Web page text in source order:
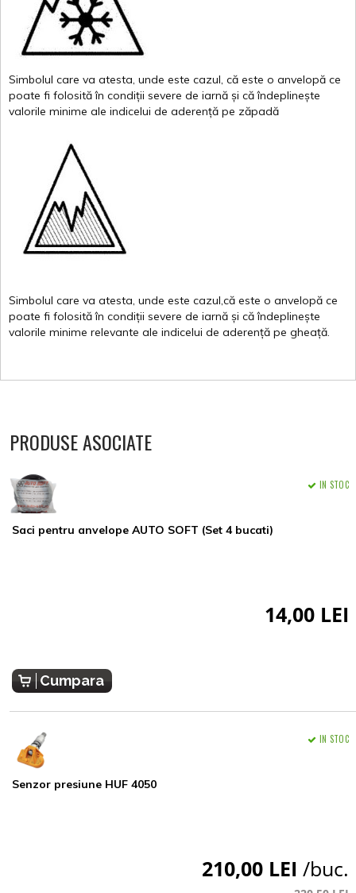
Simbolul care va atesta, unde este cazul, că este o anvelopă ce
poate fi folosită în condiții severe de iarnă și că îndeplinește
valorile minime ale indicelui de aderență pe zăpadă
Simbolul care va atesta, unde este cazul,că este o anvelopă ce
poate fi folosită în condiții severe de iarnă și că îndeplinește
valorile minime relevante ale indicelui de aderență pe gheață.
PRODUSE ASOCIATE
Saci pentru anvelope AUTO SOFT (Set 4 bucati)
IN STOC
14,00 LEI
Cumpara
Senzor presiune HUF 4050
IN STOC
210,00 LEI /buc.